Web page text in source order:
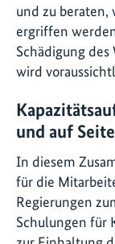
und zu beraten,
ergriffen
Schädigung
wird
und auf
In diesem
für die
Regierungen
Schulungen für